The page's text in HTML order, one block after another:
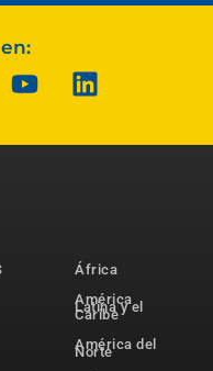
África
América
Latina y el
Caribe
América del
Norte